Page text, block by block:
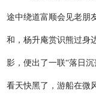
途中绕道富顺会见老朋
和，杨升庵赏识熊过身
影，便出了一联“落日
看天快黑了，游船在微